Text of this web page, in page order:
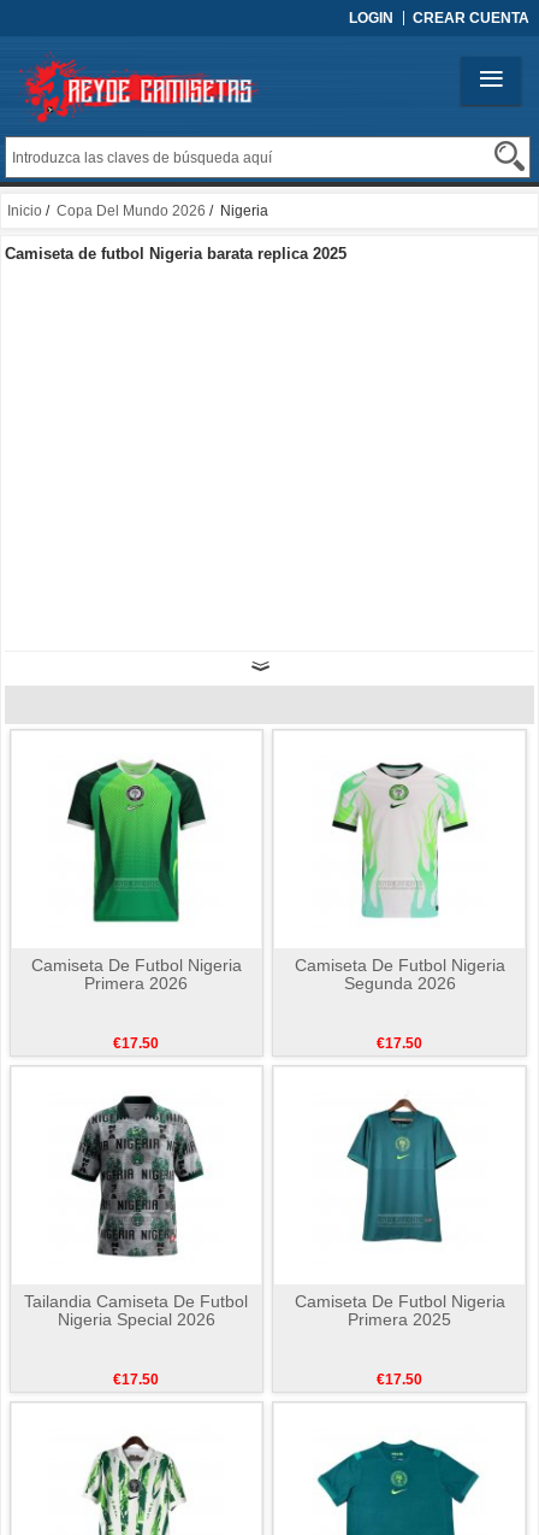
LOGIN CREAR CUENTA
Inicio / Copa Del Mundo 2026 / Nigeria
Camiseta de futbol Nigeria barata replica 2025
Camiseta De Futbol Nigeria
Primera 2026
€17.50
Camiseta De Futbol Nigeria
Segunda 2026
€17.50
Tailandia Camiseta De Futbol
Nigeria Special 2026
€17.50
Camiseta De Futbol Nigeria
Primera 2025
€17.50